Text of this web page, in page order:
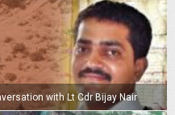
with Lt Cdr Bijay Nair